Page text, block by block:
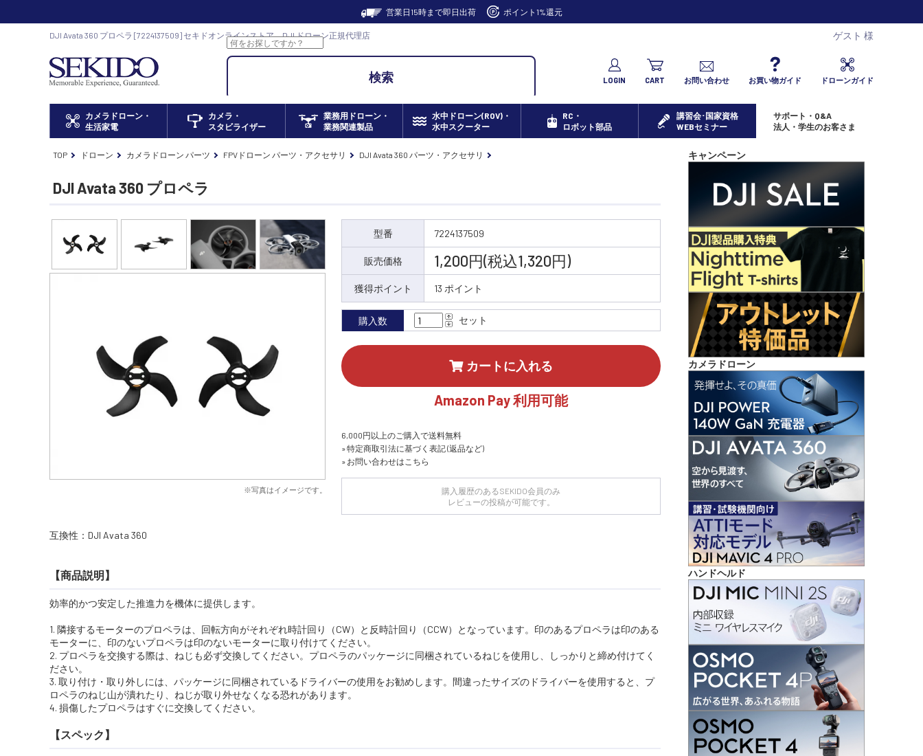
営業日15時まで即日出荷 ポイント1%還元
DJI Avata 360 プロペラ [7224137509] セキドオンラインストア DJI ドローン正規代理店 ゲスト 様
検索 LOGIN CART お問い合わせ お買い物ガイド ドローンガイド
カメラドローン・
生活家電
カメラ・
スタビライザー
業務用ドローン・
業務関連製品
水中ドローン(ROV)・
水中スクーター
RC・
ロボット部品
講習会･国家資格
WEBセミナー
サポート・Q&A
法人・学生のお客さま
キャンペーン
カメラドローン
ハンドヘルド
TOP ドローン カメラドローン パーツ FPVドローン パーツ・アクセサリ DJI Avata 360 パーツ・アクセサリ
DJI Avata 360 プロペラ
※写真はイメージです。
型番 7224137509
販売価格 1,200円(税込1,320円)
獲得ポイント 13 ポイント
購入数 セット
カートに入れる
Amazon Pay 利用可能
6,000円以上のご購入で送料無料
» 特定商取引法に基づく表記 (返品など)
» お問い合わせはこちら
購入履歴のあるSEKIDO会員のみ
レビューの投稿が可能です。
互換性：DJI Avata 360
【商品説明】
効率的かつ安定した推進力を機体に提供します。
1. 隣接するモーターのプロペラは、回転方向がそれぞれ時計回り（CW）と反時計回り（CCW）となっています。印のあるプロペラは印のある
モーターに、印のないプロペラは印のないモーターに取り付けてください。
2. プロペラを交換する際は、ねじも必ず交換してください。プロペラのパッケージに同梱されているねじを使用し、しっかりと締め付けてく
ださい。
3. 取り付け・取り外しには、パッケージに同梱されているドライバーの使用をお勧めします。間違ったサイズのドライバーを使用すると、プ
ロペラのねじ山が潰れたり、ねじが取り外せなくなる恐れがあります。
4. 損傷したプロペラはすぐに交換してください。
【スペック】